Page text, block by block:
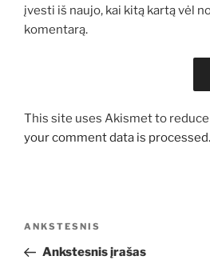
įvesti iš naujo, kai kitą kartą vėl
komentarą.
This site uses Akismet to
your comment data is processed.
Navigacija
įrašų
Ankstesnis
įrašas
ANKSTESNIS
Ankstesnis įrašas